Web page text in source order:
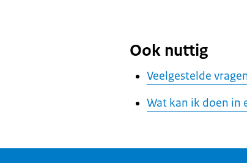
Ook nuttig
Veelgestelde
Wat kan ik doen in